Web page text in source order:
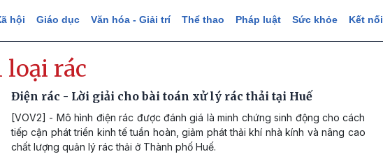
hội Giáo dục Văn hóa - Giải trí Thể thao Pháp luật Sức khỏe Kết nối
loại rác
Điện rác - Lời giải cho bài toán xử lý rác thải tại Huế
[VOV2] - Mô hình điện rác được đánh giá là minh chứng sinh động cho cách
tiếp cận phát triển kinh tế tuần hoàn, giảm phát thải khí nhà kính và nâng cao
chất lượng quản lý rác thải ở Thành phố Huế.